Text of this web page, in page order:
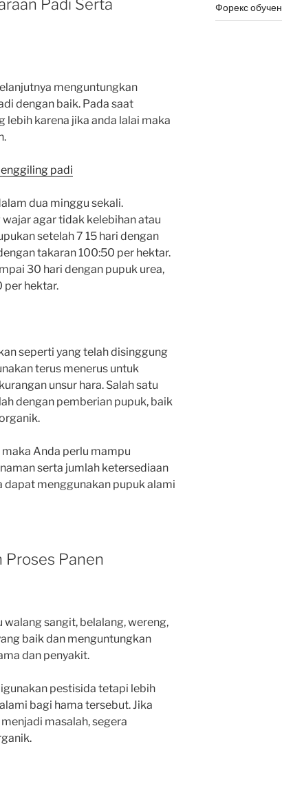
Padi Serta
menguntungkan
dengan baik. Pada saat
karena jika anda lalai maka
padi
dua minggu sekali.
agar tidak kelebihan atau
setelah 7 15 hari dengan
takaran 100:50 per hektar.
30 hari dengan pupuk urea,
per hektar.
seperti yang telah disinggung
terus menerus untuk
unsur hara. Salah satu
dengan pemberian pupuk, baik
Anda perlu mampu
serta jumlah ketersediaan
dapat menggunakan pupuk alami
Proses Panen
sangit, belalang, wereng,
baik dan menguntungkan
dan penyakit.
pestisida tetapi lebih
bagi hama tersebut. Jika
masalah, segera
Форекс